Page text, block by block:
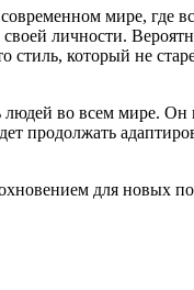
мире, где
личности.
который не
людей во всем мире.
продолжать
для новых